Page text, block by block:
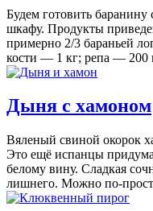
Будем готовить
шкафу. Продукты
примерно 2/3 бараньей
кости — 1 кг; репа — 200
Дыня с хамоном
Вяленый свиной окорок
Это ещё испанцы
белому вину. Сладкая
лишнего. Можно по-